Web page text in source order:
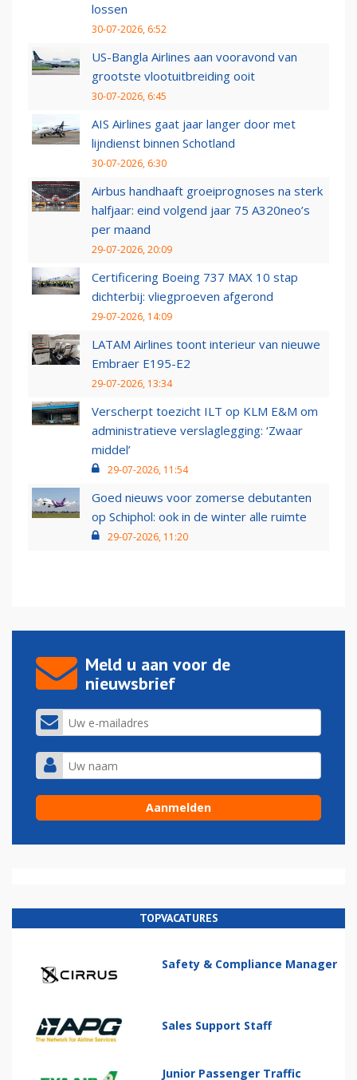
lossen
30-07-2026, 6:52
US-Bangla Airlines aan vooravond van
grootste vlootuitbreiding ooit
30-07-2026, 6:45
AIS Airlines gaat jaar langer door met
lijndienst binnen Schotland
30-07-2026, 6:30
Airbus handhaaft groeiprognoses na sterk
halfjaar: eind volgend jaar 75 A320neo’s
per maand
29-07-2026, 20:09
Certificering Boeing 737 MAX 10 stap
dichterbij: vliegproeven afgerond
29-07-2026, 14:09
LATAM Airlines toont interieur van nieuwe
Embraer E195-E2
29-07-2026, 13:34
Verscherpt toezicht ILT op KLM E&M om
administratieve verslaglegging: ‘Zwaar
middel’
29-07-2026, 11:54
Goed nieuws voor zomerse debutanten
op Schiphol: ook in de winter alle ruimte
29-07-2026, 11:20
Meld u aan voor de
nieuwsbrief
TOPVACATURES
Safety & Compliance Manager
Sales Support Staff
Junior Passenger Traffic